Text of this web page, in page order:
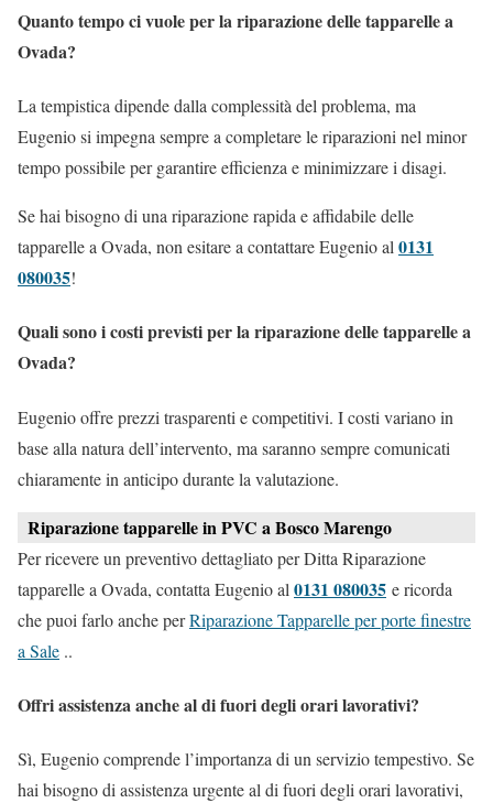
Quanto tempo ci vuole per la riparazione delle tapparelle a
Ovada?
La tempistica dipende dalla complessità del problema, ma
Eugenio si impegna sempre a completare le riparazioni nel minor
tempo possibile per garantire efficienza e minimizzare i disagi.
Se hai bisogno di una riparazione rapida e affidabile delle
tapparelle a Ovada, non esitare a contattare Eugenio al0131
080035!
Quali sono i costi previsti per la riparazione delle tapparelle a
Ovada?
Eugenio offre prezzi trasparenti e competitivi. I costi variano in
base alla natura dell’intervento, ma saranno sempre comunicati
chiaramente in anticipo durante la valutazione.
Riparazione tapparelle in PVC a Bosco Marengo
Per ricevere un preventivo dettagliato per Ditta Riparazione
tapparelle a Ovada, contatta Eugenio al 0131 080035 e ricorda
che puoi farlo anche perRiparazione Tapparelle per porte finestre
a Sale ..
Offri assistenza anche al di fuori degli orari lavorativi?
Sì, Eugenio comprende l’importanza di un servizio tempestivo. Se
hai bisogno di assistenza urgente al di fuori degli orari lavorativi,